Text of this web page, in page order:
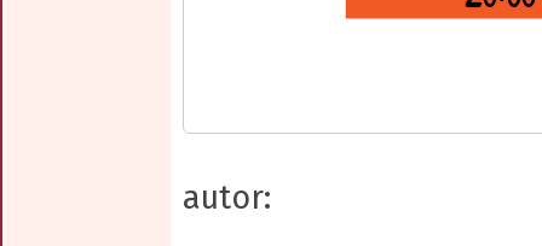
autor: